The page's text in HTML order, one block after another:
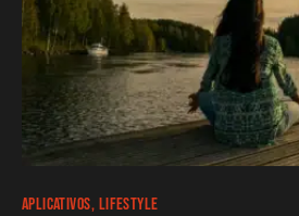
APLICATIVOS LIFESTYLE